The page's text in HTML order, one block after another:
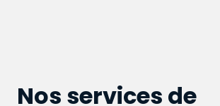
Nos services de